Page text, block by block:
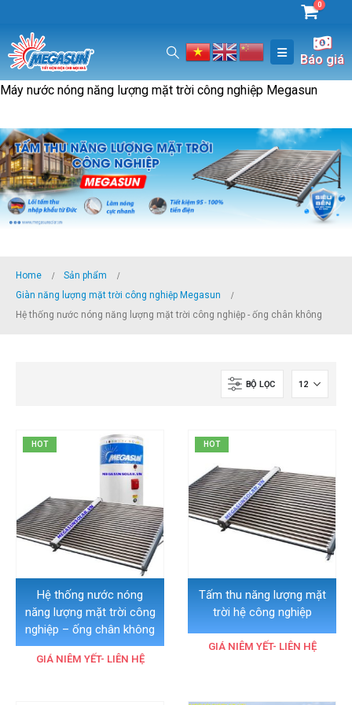
0
Báo giá
Máy nước nóng năng lượng mặt trời công nghiệp Megasun
Home
Sản phẩm
Giàn năng lượng mặt trời công nghiệp Megasun
Hệ thống nước nóng năng lượng mặt trời công nghiệp - ống chân không
BỘ LỌC
HOT
Hệ thống nước nóng
năng lượng mặt trời công
nghiệp – ống chân không
GIÁ NIÊM YẾT- LIÊN HỆ
HOT
Tấm thu năng lượng mặt
trời hệ công nghiệp
GIÁ NIÊM YẾT- LIÊN HỆ